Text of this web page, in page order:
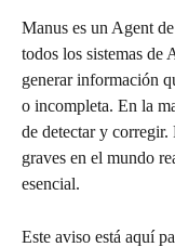
Manus es un Agent
todos los sistemas de
generar información
o incompleta. En la
de detectar y corregir.
graves en el mundo
esencial.
Este aviso está aquí